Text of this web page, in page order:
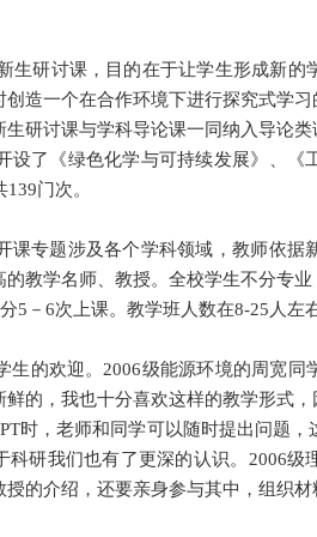
研讨课，目的在于让学生形成新的
造一个在合作环境下进行探究式学
研讨课与学科导论课一同纳入导论
设了《绿色化学与可持续发展》、
门次。
专题涉及各个学科领域，教师依据
教学名师、教授。全校学生不分专
5－6次上课。教学班人数在8-25人左右
的欢迎。2006级能源环境的周宽同
的，我也十分喜欢这样的教学形式
时，老师和同学可以随时提出问题
科研我们也有了更深的认识。2006
的介绍，还要亲身参与其中，组织